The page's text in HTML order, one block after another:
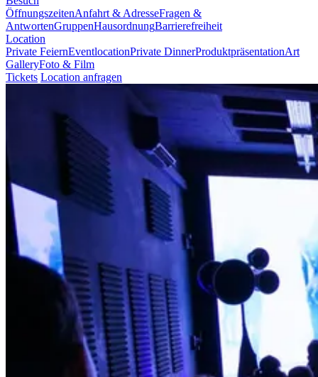
ÖffnungszeitenAnfahrt & AdresseFragen &
AntwortenGruppenHausordnungBarrierefreiheit
Location
Private FeiernEventlocationPrivate DinnerProduktpräsentationArt
GalleryFoto & Film
Tickets Location anfragen